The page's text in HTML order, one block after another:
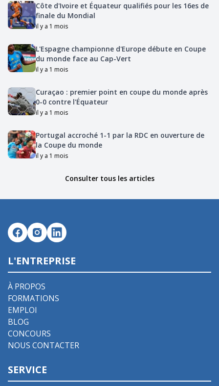
Côte d'Ivoire et Équateur qualifiés pour les 16es de
finale du Mondial
il y a 1 mois
L'Espagne championne d'Europe débute en Coupe
du monde face au Cap-Vert
il y a 1 mois
Curaçao : premier point en coupe du monde après
0-0 contre l'Équateur
il y a 1 mois
Portugal accroché 1-1 par la RDC en ouverture de
la Coupe du monde
il y a 1 mois
Consulter tous les articles
L'ENTREPRISE
À PROPOS
FORMATIONS
EMPLOI
BLOG
CONCOURS
NOUS CONTACTER
SERVICE